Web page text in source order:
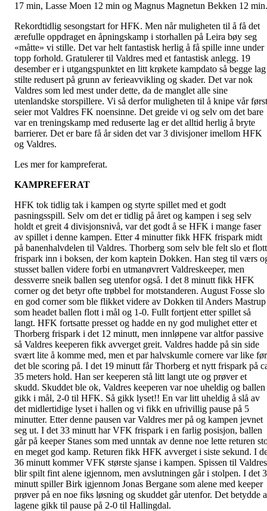
17 min, Lasse Moen 12 min og Magnus Magnetun Bekken 12 min.
Rekordtidlig sesongstart for HFK. Men når muligheten til å få det
ærefulle oppdraget en åpningskamp i storhallen på Leira bøy seg
«måtte» vi stille. Det var helt fantastisk herlig å få spille inne under
topp forhold. Gratulerer til Valdres med et fantastisk anlegg. 19
desember er i utgangspunktet en litt krøkete kampdato så begge lag
stilte redusert på grunn av ferieavvikling og skader. Det var nok
Valdres som led mest under dette, da de manglet alle sine
utenlandske storspillere. Vi så derfor muligheten til å knipe vår
seier mot Valdres FK noensinne. Det greide vi og selv om det bare
var en treningskamp med reduserte lag er det alltid herlig å bryte
barrierer. Det er bare få år siden det var 3 divisjoner imellom HFK
og Valdres.
Les mer for kampreferat.
KAMPREFERAT
HFK tok tidlig tak i kampen og styrte spillet med et godt
pasningsspill. Selv om det er tidlig på året og kampen i seg selv
holdt et greit 4 divisjonsnivå, var det godt å se HFK i mange faser
av spillet i denne kampen. Etter 4 minutter fikk HFK frispark midt
på banenhalvdelen til Valdres. Thorberg som selv ble felt slo et flott
frispark inn i boksen, der kom kaptein Dokken. Han steg til værs
stusset ballen videre forbi en utmanøvrert Valdreskeeper, men
dessverre sneik ballen seg utenfor også. I det 8 minutt fikk HFK
corner og det betyr ofte trøbbel for motstanderen. August Fosse slo
en god corner som ble flikket videre av Dokken til Anders Mastrup
som headet ballen flott i mål og 1-0. Fullt fortjent etter spillet så
langt. HFK fortsatte presset og hadde en ny god mulighet etter et
Thorberg frispark i det 12 minutt, men innløpene var altfor passive
så Valdres keeperen fikk avverget greit. Valdres hadde på sin side
svært lite å komme med, men et par halvskumle cornere var like før
det ble scoring på. I det 19 minutt får Thorberg et nytt frispark på
35 meters hold. Han ser keeperen stå litt langt ute og prøver et
skudd. Skuddet ble ok, Valdres keeperen var noe uheldig og ballen
gikk i mål, 2-0 til HFK. Så gikk lyset!! En var litt uheldig å slå av
det midlertidige lyset i hallen og vi fikk en ufrivillig pause på 5
minutter. Etter denne pausen var Valdres mer på og kampen jevnet
seg ut. I det 33 minutt har VFK frispark i en farlig posisjon, ballen
går på keeper Stanes som med unntak av denne noe lette returen
en meget god kamp. Returen fikk HFK avverget i siste sekund. I
36 minutt kommer VFK største sjanse i kampen. Spissen til Valdres
blir spilt fint alene igjennom, men avslutningen går i stolpen. I det
minutt spiller Birk igjennom Jonas Bergane som alene med keeper
prøver på en noe fiks løsning og skuddet går utenfor. Det betydde
lagene gikk til pause på 2-0 til Hallingdal.